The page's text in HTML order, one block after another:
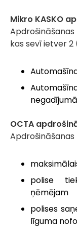
Mikro KASKO
kas sevī ietver 2
OCTA
polise
ņēmējam
polises
līguma